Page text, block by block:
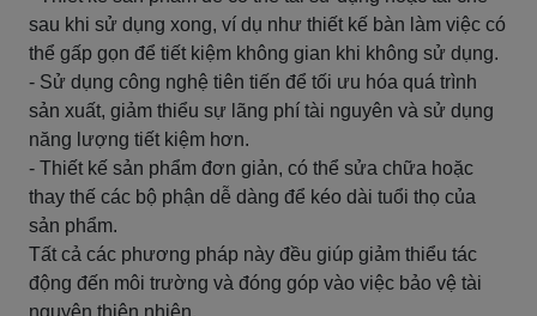
sau khi sử dụng xong, ví dụ như thiết kế bàn làm việc có
thể gấp gọn để tiết kiệm không gian khi không sử dụng.
- Sử dụng công nghệ tiên tiến để tối ưu hóa quá trình
sản xuất, giảm thiểu sự lãng phí tài nguyên và sử dụng
năng lượng tiết kiệm hơn.
- Thiết kế sản phẩm đơn giản, có thể sửa chữa hoặc
thay thế các bộ phận dễ dàng để kéo dài tuổi thọ của
sản phẩm.
Tất cả các phương pháp này đều giúp giảm thiểu tác
động đến môi trường và đóng góp vào việc bảo vệ tài
nguyên thiên nhiên.